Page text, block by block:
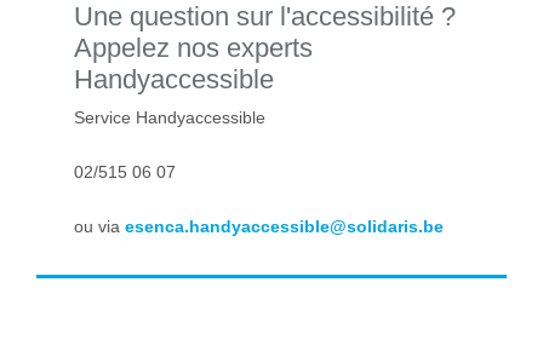
Une question sur l'accessibilité ?
Appelez nos experts
Handyaccessible
Service Handyaccessible
02/515 06 07
ou via esenca.handyaccessible@solidaris.be